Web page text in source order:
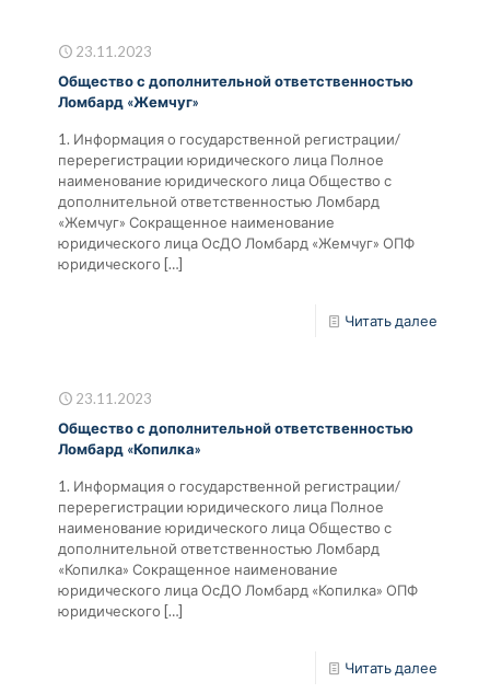
23.11.2023
Общество с дополнительной ответственностью
Ломбард «Жемчуг»
1. Информация о государственной регистрации/
перерегистрации юридического лица Полное
наименование юридического лица Общество с
дополнительной ответственностью Ломбард
«Жемчуг» Сокращенное наименование
юридического лица ОсДО Ломбард «Жемчуг» ОПФ
юридического […]
Читать далее
23.11.2023
Общество с дополнительной ответственностью
Ломбард «Копилка»
1. Информация о государственной регистрации/
перерегистрации юридического лица Полное
наименование юридического лица Общество с
дополнительной ответственностью Ломбард
«Копилка» Сокращенное наименование
юридического лица ОсДО Ломбард «Копилка» ОПФ
юридического […]
Читать далее